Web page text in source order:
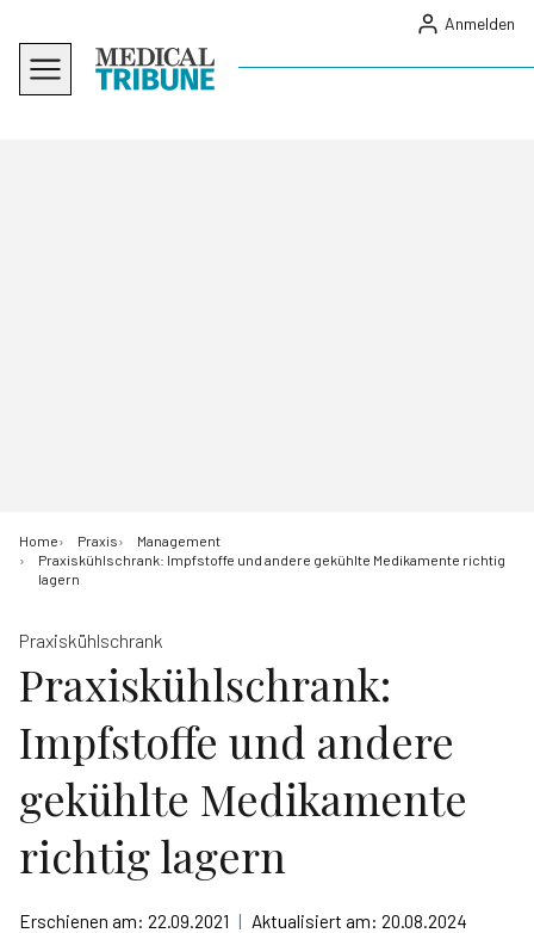
Anmelden
Home Praxis
Management
Praxiskühlschrank: Impfstoffe und andere gekühlte Medikamente richtig
lagern
Praxiskühlschrank
Praxiskühlschrank:
Impfstoffe und andere
gekühlte Medikamente
richtig lagern
Erschienen am: 22.09.2021 | Aktualisiert am: 20.08.2024